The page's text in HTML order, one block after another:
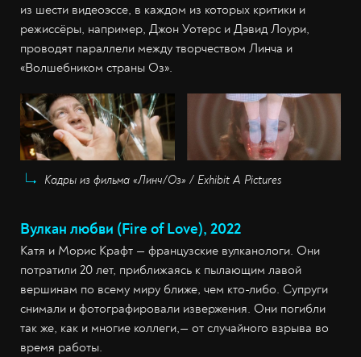
из шести видеоэссе, в каждом из которых критики и
режиссёры, например, Джон Уотерс и Дэвид Лоури,
проводят параллели между творчеством Линча и
«Волшебником страны Оз».
Кадры из фильма «Линч/Оз» / Exhibit A Pictures
Вулкан любви (Fire of Love), 2022
Катя и Морис Крафт — французские вулканологи. Они
потратили 20 лет, приближаясь к пылающим лавой
вершинам по всему миру ближе, чем кто-либо. Супруги
снимали и фотографировали извержения. Они погибли
так же, как и многие коллеги,— от случайного взрыва во
время работы.